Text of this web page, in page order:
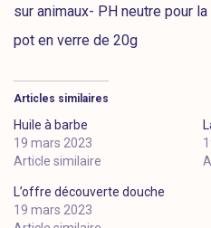
sur animaux- PH neutre pour la
pot en verre de 20g
Articles similaires
Huile à barbe
19 mars 2023
Article similaire
L’offre découverte douche
19 mars 2023